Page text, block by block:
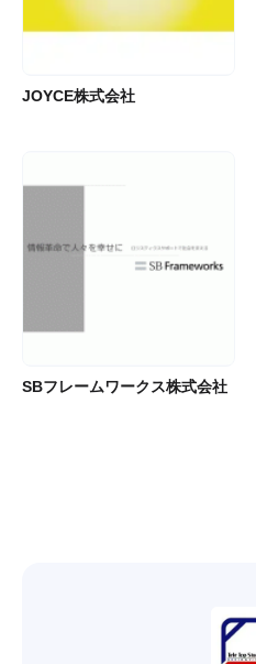
JOYCE株式会社
SBフレームワークス株式会社